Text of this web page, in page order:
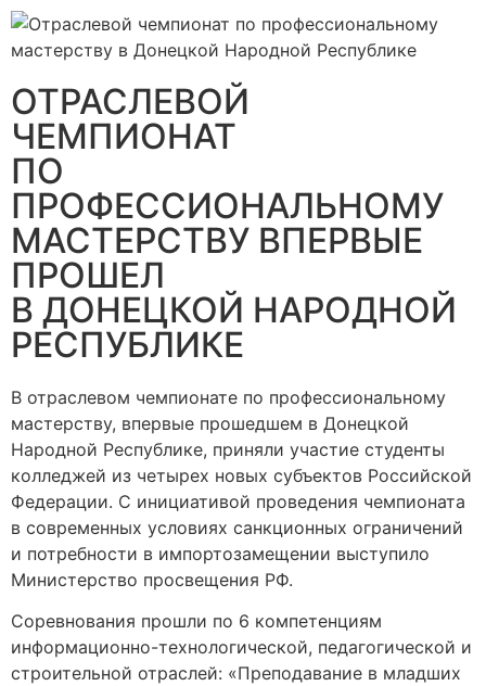
ОТРАСЛЕВОЙ
ЧЕМПИОНАТ
ПО
ПРОФЕССИОНАЛЬНОМУ
МАСТЕРСТВУ ВПЕРВЫЕ
ПРОШЕЛ
В ДОНЕЦКОЙ НАРОДНОЙ
РЕСПУБЛИКЕ
В отраслевом чемпионате по профессиональному
мастерству, впервые прошедшем в Донецкой
Народной Республике, приняли участие студенты
колледжей из четырех новых субъектов Российской
Федерации. С инициативой проведения чемпионата
в современных условиях санкционных ограничений
и потребности в импортозамещении выступило
Министерство просвещения РФ.
Соревнования прошли по 6 компетенциям
информационно-технологической, педагогической и
строительной отраслей: «Преподавание в младших